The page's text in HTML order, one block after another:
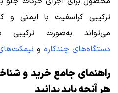
ترکیبی کراسفیت با ایمنی
می‌تواند به‌صورت ترکیبی
دستگاه‌های چندکاره و
راهنمای جامع خرید و
هر آنچه باید بدانید